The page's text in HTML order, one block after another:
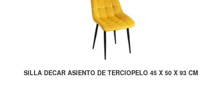
SILLA DECAR ASIENTO DE TERCIOPELO 45 X 50 X 93 CM